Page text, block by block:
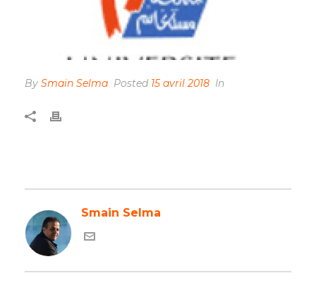
By Smain Selma Posted 15 avril 2018 In
Smain Selma